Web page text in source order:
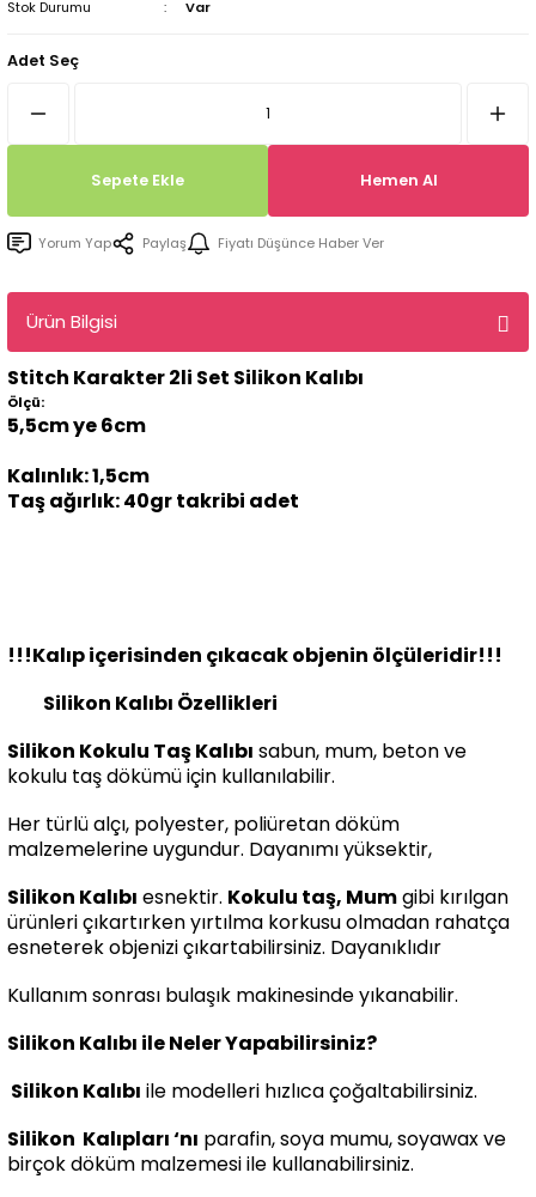
Tütsülük Silikonkalıpları
Stok Durumu
Var
Adet Seç
Sepete Ekle Hemen Al
Yorum Yap Paylaş Fiyatı Düşünce Haber Ver
Ürün Bilgisi
Stitch Karakter 2li Set Silikon Kalıbı
Ölçü:
5,5cm ye 6cm
Kalınlık: 1,5cm
Taş ağırlık: 40gr takribi adet
!!!Kalıp içerisinden çıkacak objenin ölçüleridir!!!
Silikon Kalıbı Özellikleri
Silikon Kokulu Taş Kalıbı sabun, mum, beton ve
kokulu taş dökümü için kullanılabilir.
Her türlü alçı, polyester, poliüretan döküm
malzemelerine uygundur. Dayanımı yüksektir,
Silikon Kalıbı esnektir. Kokulu taş, Mumgibi kırılgan
ürünleri çıkartırken yırtılma korkusu olmadan rahatça
esneterek objenizi çıkartabilirsiniz. Dayanıklıdır
Kullanım sonrası bulaşık makinesinde yıkanabilir.
Silikon Kalıbı ile Neler Yapabilirsiniz?
Silikon Kalıbı ile modelleri hızlıca çoğaltabilirsiniz.
Silikon Kalıpları ‘nı parafin, soya mumu, soyawax ve
birçok döküm malzemesi ile kullanabilirsiniz.